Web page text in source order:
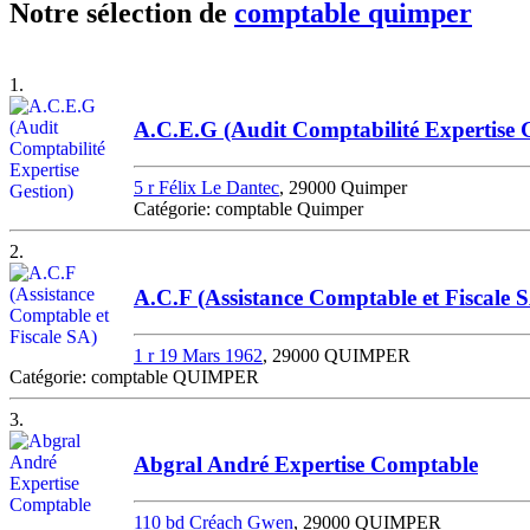
Notre sélection de comptable quimper
1.
A.C.E.G (Audit Comptabilité Expertise
5 r Félix Le Dantec, 29000 Quimper
Catégorie: comptable Quimper
2.
A.C.F (Assistance Comptable et Fiscale
1 r 19 Mars 1962, 29000 QUIMPER
Catégorie: comptable QUIMPER
3.
Abgral André Expertise Comptable
110 bd Créach Gwen, 29000 QUIMPER